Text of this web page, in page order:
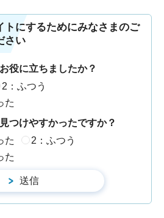
トにするためにみなさまのご
さい
役に立ちましたか？
2：ふつう
た
つけやすかったですか？
た
2：ふつう
た